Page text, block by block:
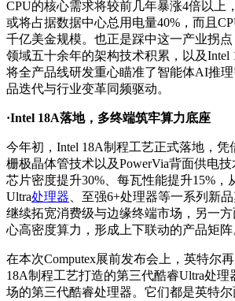
CPU的核心需求将较前几年暴涨4倍以上
或将占据数据中心总用电量40%，而且
千亿美金规模。也正是踩中这一产业拐
领域五十余年的架构技术积累，以及Intel
将全产品线研发重心瞄准了智能体AI推
品迭代与行业变革同频驱动。
·Intel 18A落地，多终端筑牢算力底座
今年初，Intel 18A制程工艺正式落地，凭
栅极晶体管技术以及PowerVia背面供电
芯片密度提升30%、每瓦性能提升15%，
Ultra处理器 、至强6+处理器等一系列新
继续拓宽消费级与边缘终端市场，另一
心高密度算力，形成上下联动的产品矩阵
在本次Computex展前发布会上，英特尔
18A制程工艺打造的第三代酷睿Ultra处
场的第三代酷睿处理器。它们都是英特尔